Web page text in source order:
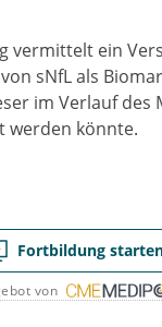
vermittelt ein
sNfL als
im Verlauf des
werden könnte.
Fortbildung
von